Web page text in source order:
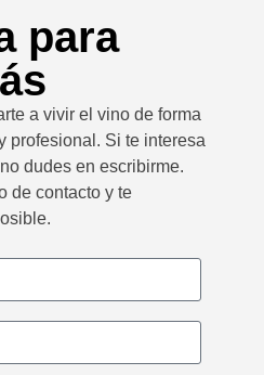
para
a vivir el vino de forma
profesional. Si te interesa
dudes en escribirme.
de contacto y te